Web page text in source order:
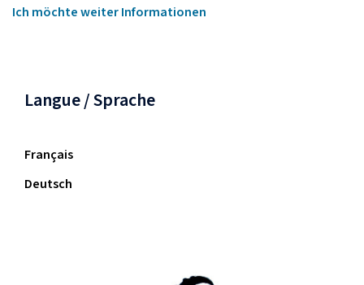
Ich möchte weiter Informationen
Langue / Sprache
Français
Deutsch